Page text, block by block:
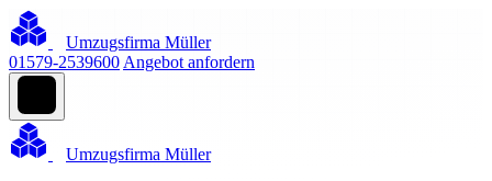
Umzugsfirma Müller
01579-2539600 Angebot anfordern
Umzugsfirma Müller